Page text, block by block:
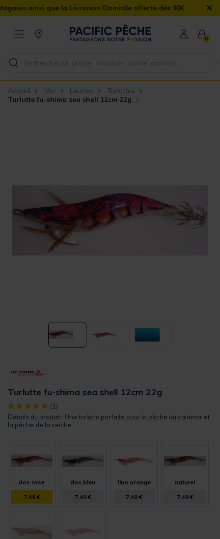
que la Livraison Domicile offerte dès 90€ ×
0
Accueil Mer Leurres
Turluttes
Turlutte fu-shima sea shell 12cm 22g
Turlutte fu-shima sea shell 12cm 22g
[object Object] out of 5 Customer Rating
(1)
Détails du produit : Une turlutte parfaite pour la pêche du calamar et
la pêche de la seiche....
dos rose
7,49 €
dos bleu
7,49 €
fluo orange
7,49 €
naturel
7,49 €